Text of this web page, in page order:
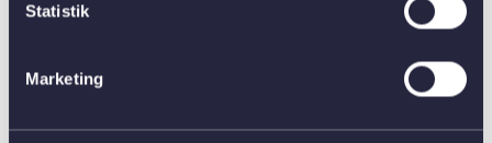
Statistik
Marketing